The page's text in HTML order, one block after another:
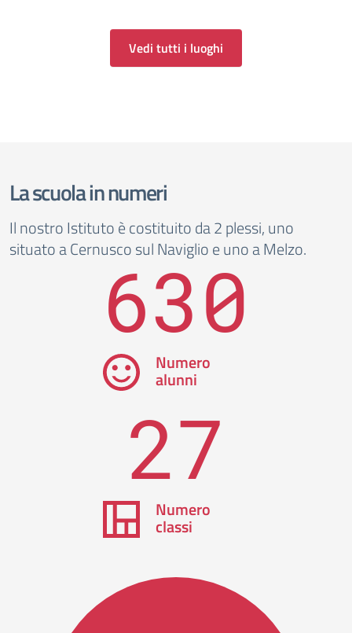
Vedi tutti i luoghi
La scuola in numeri
Il nostro Istituto è costituito da 2 plessi, uno
situato a Cernusco sul Naviglio e uno a Melzo.
630
Numero
alunni
27
Numero
classi